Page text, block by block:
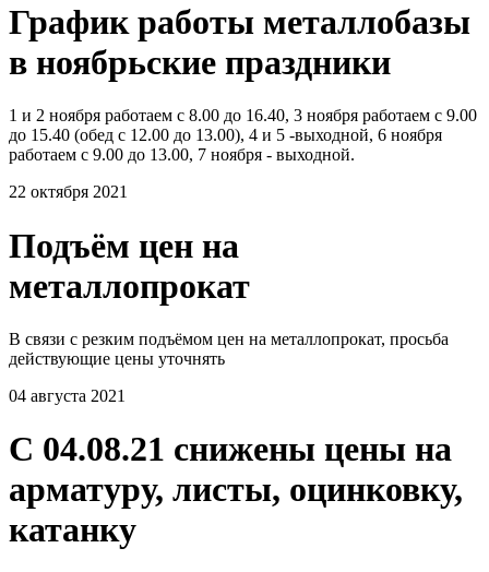
График работы металлобазы
в ноябрьские праздники
1 и 2 ноября работаем с 8.00 до 16.40, 3 ноября работаем с 9.00
до 15.40 (обед с 12.00 до 13.00), 4 и 5 -выходной, 6 ноября
работаем с 9.00 до 13.00, 7 ноября - выходной.
22 октября 2021
Подъём цен на
металлопрокат
В связи с резким подъёмом цен на металлопрокат, просьба
действующие цены уточнять
04 августа 2021
С 04.08.21 снижены цены на
арматуру, листы, оцинковку,
катанку